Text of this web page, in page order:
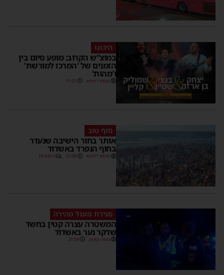
היכונו
במוצ”ש הקרוב: מופע סיום בין
הזמנים של 'המרכז למורשת'
ו'מהות'
מנחם דויטש 11:01
סוף טוב
אותר בחור הישיבה שנעדר
בחוף הנפרד באשדוד
מנחם דויטש 22:08 3 תגובות
סגירת מעגל מהירה
המשטרה עצרה קטין בחשד
שדקר נער באשדוד
משה קאהן 21:59